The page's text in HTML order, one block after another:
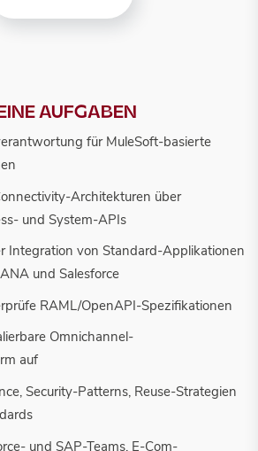
AUFGABEN
für MuleSoft-basierte
Architekturen über
und System-APIs
Integration von Standard-Applikationen
und Salesforce
RAML/OpenAPI-Spezifikationen
Omnichannel-
auf
Security-Patterns, Reuse-Strategien
und SAP-Teams, E-Com-